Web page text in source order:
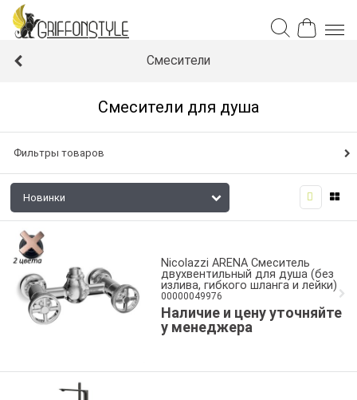
Смесители
Смесители для душа
Фильтры товаров
Nicolazzi ARENA Смеситель
двухвентильный для душа (без
излива, гибкого шланга и лейки)
00000049976
Наличие и цену уточняйте
у менеджера